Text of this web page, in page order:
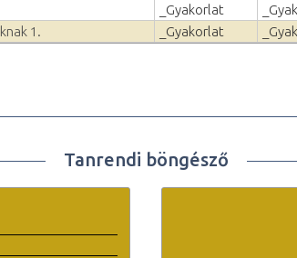
_Gyakorlat
1. _Gyakorlat
Tanrendi böngésző